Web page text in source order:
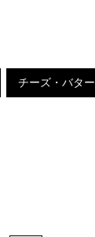
チーズ・バター